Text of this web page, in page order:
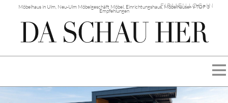
Möbelhaus in Ulm, Neu-Ulm Möbelgeschäft Möbel, Einrichtungshaus, Möbelhäuser √ TOP 3
Empfehlungen
FIRMEN LOG-IN